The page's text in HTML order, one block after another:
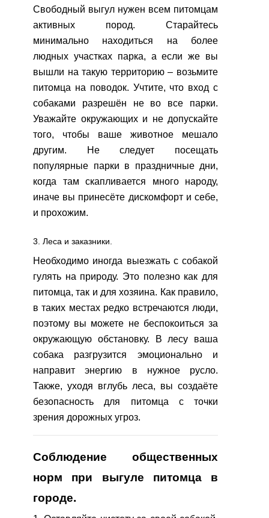
Свободный выгул нужен всем питомцам
активных пород. Старайтесь
минимально находиться на более
людных участках парка, а если же вы
вышли на такую территорию – возьмите
питомца на поводок. Учтите, что вход с
собаками разрешён не во все парки.
Уважайте окружающих и не допускайте
того, чтобы ваше животное мешало
другим. Не следует посещать
популярные парки в праздничные дни,
когда там скапливается много народу,
иначе вы принесёте дискомфорт и себе,
и прохожим.
3. Леса и заказники.
Необходимо иногда выезжать с собакой
гулять на природу. Это полезно как для
питомца, так и для хозяина. Как правило,
в таких местах редко встречаются люди,
поэтому вы можете не беспокоиться за
окружающую обстановку. В лесу ваша
собака разгрузится эмоционально и
направит энергию в нужное русло.
Также, уходя вглубь леса, вы создаёте
безопасность для питомца с точки
зрения дорожных угроз.
Соблюдение общественных
норм при выгуле питомца в
городе.